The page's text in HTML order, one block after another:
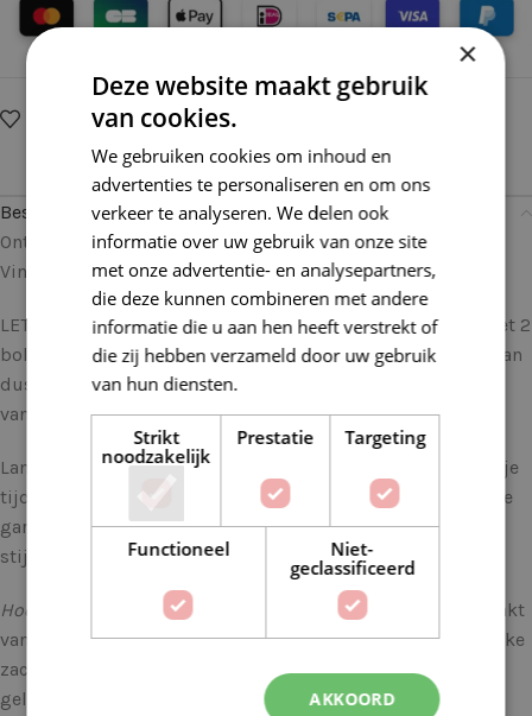
Op verlanglijstje Delen:
Beschrijving
Ontdek de Tijdloze Elegantie van deze LG Cool Wool Big
Vintage 7179 Petrol
LET OP: LANA GROSSA adviseert om dit garen om en om met 2
bollen te breien, dit garen wordt met de hand geverfd en kan
dus kleine verschillen in intensiteit van kleur hebben,
vandaar ook de naam Vintage.
Lana Grossa Cool Wool Big Vintage garen brengt een vleugje
tijdloze elegantie in je brei- en haakprojecten. Dit prachtige
garen is perfect voor diegenen die op zoek zijn naar een
stijlvolle en klassieke uitstraling.
Hoogwaardige Materialen
: Cool Wool Big Vintage is gemaakt
van hoogwaardige merinowol, wat zorgt voor een natuurlijke
zachtheid en warmte. De wol is afkomstig van gezonde en
gelukkige schapen en wordt met zorg verwerkt tot dit
×
Deze website maakt gebruik
van cookies.
We gebruiken cookies om inhoud en
advertenties te personaliseren en om ons
verkeer te analyseren. We delen ook
informatie over uw gebruik van onze site
met onze advertentie- en analysepartners,
die deze kunnen combineren met andere
informatie die u aan hen heeft verstrekt of
die zij hebben verzameld door uw gebruik
van hun diensten.
Strikt
noodzakelijk
Prestatie Targeting
Functioneel
Niet-
geclassificeerd
AKKOORD